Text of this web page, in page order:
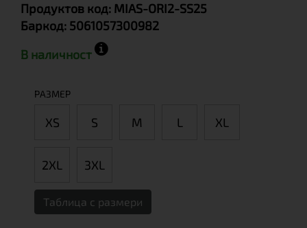
Продуктов код: MIAS-ORI2-SS25
Баркод: 5061057300982
В наличност
РАЗМЕР
XS S М L XL
2XL 3XL
Таблица с размери